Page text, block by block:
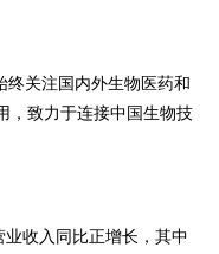
终关注国内外生物医药和
，致力于连接中国生物技
收入同比正增长，其中